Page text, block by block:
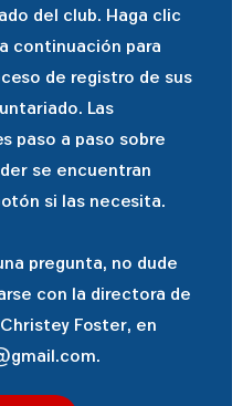
del club. Haga clic
continuación para
de registro de sus
Las
paso a paso sobre
se encuentran
si las necesita.
pregunta, no dude
con la directora de
Foster, en
.